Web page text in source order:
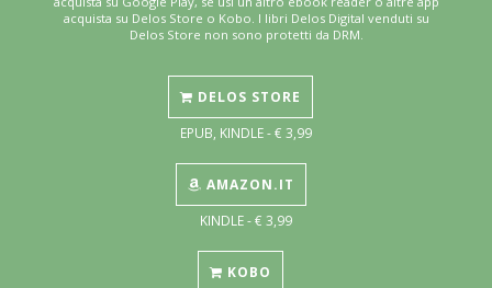
acquista su Delos Store o Kobo. I libri Delos Digital venduti su
Delos Store non sono protetti da DRM.
DELOS STORE
EPUB, KINDLE - € 3,99
AMAZON.IT
KINDLE - € 3,99
KOBO